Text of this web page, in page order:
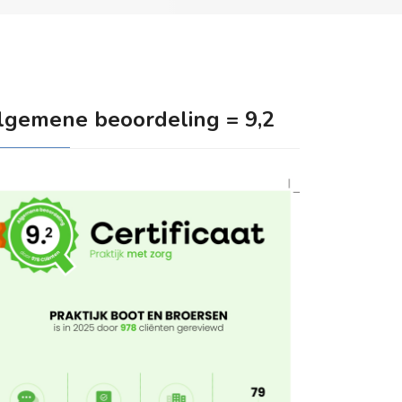
beoordeling = 9,2